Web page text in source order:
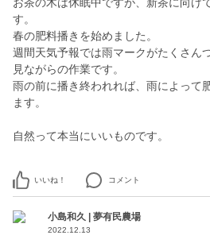
す。
春の肥料播きを始めました。
週間天気予報では雨マークがたくさん
見ながらの作業です。
雨の前に播き終われれば、雨によって
ます。
自然って本当にいいものです。
いいね！ コメント
小島和久 | 夢有民農場
2022.12.13